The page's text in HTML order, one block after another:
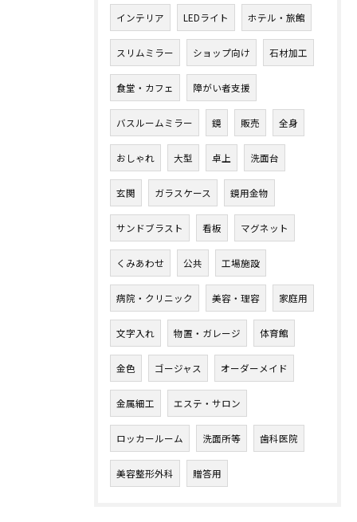
インテリア LEDライト ホテル・旅館
スリムミラー ショップ向け 石材加工
食堂・カフェ 障がい者支援
バスルームミラー 鏡 販売 全身
おしゃれ 大型 卓上 洗面台
玄関 ガラスケース 鏡用金物
サンドブラスト 看板 マグネット
くみあわせ 公共 工場施設
病院・クリニック 美容・理容 家庭用
文字入れ 物置・ガレージ 体育館
金色 ゴージャス オーダーメイド
金属細工 エステ・サロン
ロッカールーム 洗面所等 歯科医院
美容整形外科 贈答用